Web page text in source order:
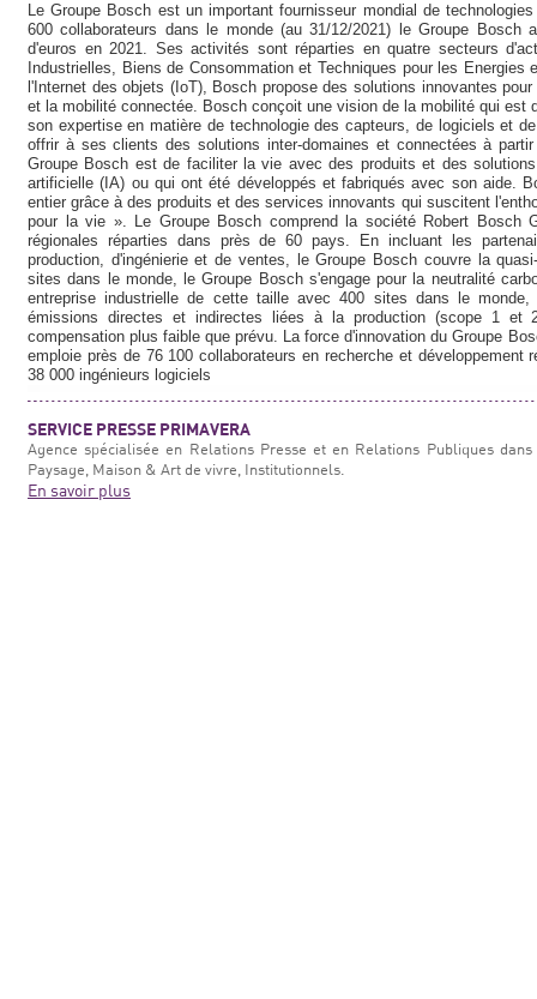
Le Groupe Bosch est un important fournisseur mondial de
600 collaborateurs dans le monde (au 31/12/2021) le Groupe
d'euros en 2021. Ses activités sont réparties en quatre secteurs
Industrielles, Biens de Consommation et Techniques pour les
l'Internet des objets (IoT), Bosch propose des solutions innovantes
et la mobilité connectée. Bosch conçoit une vision de la mobilité qui est
son expertise en matière de technologie des capteurs, de logiciels et
offrir à ses clients des solutions inter-domaines et connectées à
Groupe Bosch est de faciliter la vie avec des produits et des
artificielle (IA) ou qui ont été développés et fabriqués avec son aide.
entier grâce à des produits et des services innovants qui suscitent
pour la vie ». Le Groupe Bosch comprend la société Robert Bosch
régionales réparties dans près de 60 pays. En incluant les
production, d'ingénierie et de ventes, le Groupe Bosch couvre la
sites dans le monde, le Groupe Bosch s'engage pour la neutralité
entreprise industrielle de cette taille avec 400 sites dans le
émissions directes et indirectes liées à la production (scope 1
compensation plus faible que prévu. La force d'innovation du Groupe
emploie près de 76 100 collaborateurs en recherche et
38 000 ingénieurs logiciels
SERVICE PRESSE PRIMAVERA
Agence spécialisée en Relations Presse et en Relations Publiques
Paysage, Maison & Art de vivre, Institutionnels.
En savoir plus